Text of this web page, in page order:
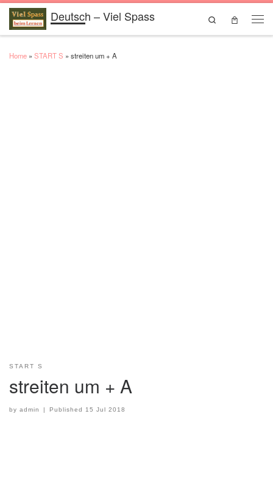
Skip to contentDeutsch – Viel Spass
Search
Home » START S » streiten um + A
START S
streiten um + A
by admin Published15 Jul 2018